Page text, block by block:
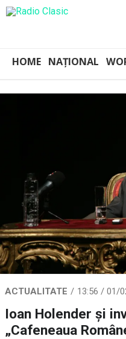
HOME NAȚIONAL
ACTUALITATE 13:56 / 01/
Ioan Holender și
„Cafeneaua